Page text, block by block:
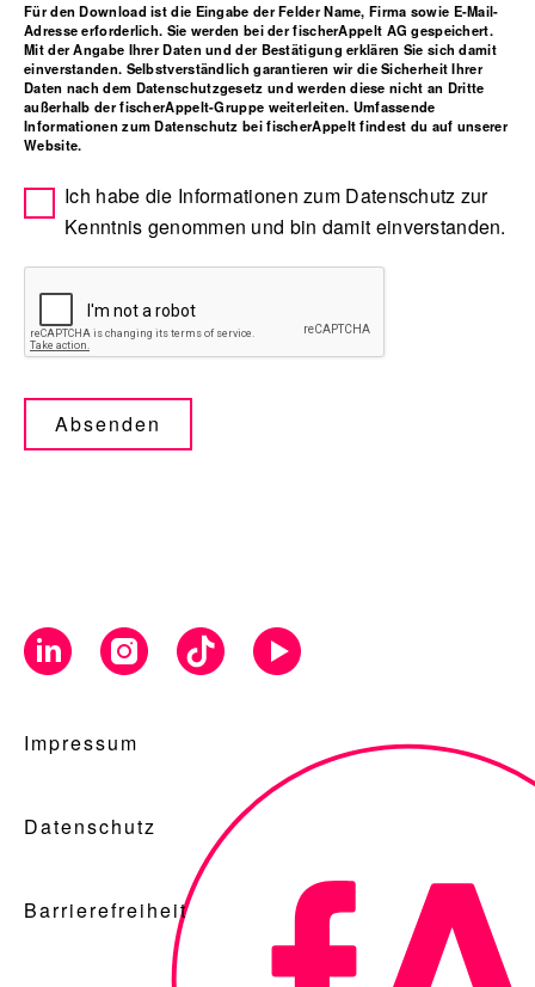
Für den Download ist die Eingabe der Felder Name, Firma sowie E-Mail-
Adresse erforderlich. Sie werden bei der fischerAppelt AG gespeichert.
Mit der Angabe Ihrer Daten und der Bestätigung erklären Sie sich damit
einverstanden. Selbstverständlich garantieren wir die Sicherheit Ihrer
Daten nach dem Datenschutzgesetz und werden diese nicht an Dritte
außerhalb der fischerAppelt-Gruppe weiterleiten. Umfassende
Informationen zum Datenschutz bei fischerAppelt findest du auf unserer
Website.
Ich habe die Informationen zum Datenschutz zur
Kenntnis genommen und bin damit einverstanden.
Absenden
Impressum
Datenschutz
Barrierefreiheit